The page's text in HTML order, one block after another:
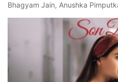
Bhagyam Jain, Anushka